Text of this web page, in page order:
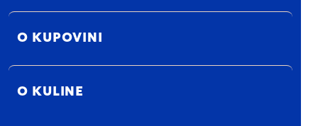
O KUPOVINI
O KULINE